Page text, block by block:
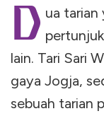
D ua tarian
lain. Tari Sari
gaya Jogja,
sebuah tarian